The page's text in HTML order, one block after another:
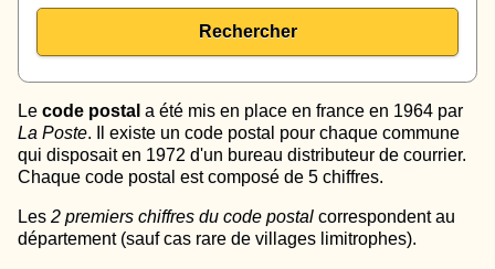
Rechercher
Le code postal a été mis en place en france en 1964 par
La Poste. Il existe un code postal pour chaque commune
qui disposait en 1972 d'un bureau distributeur de courrier.
Chaque code postal est composé de 5 chiffres.
Les 2 premiers chiffres du code postal correspondent au
département (sauf cas rare de villages limitrophes).